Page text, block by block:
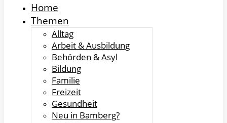
Home
Themen
Alltag
Arbeit & Ausbildung
Behörden & Asyl
Bildung
Familie
Freizeit
Gesundheit
Neu in Bamberg?